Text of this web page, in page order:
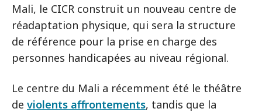
Mali, le CICR construit un nouveau centre de
réadaptation physique, qui sera la structure
de référence pour la prise en charge des
personnes handicapées au niveau régional.
Le centre du Mali a récemment été le théâtre
de violents affrontements, tandis que la